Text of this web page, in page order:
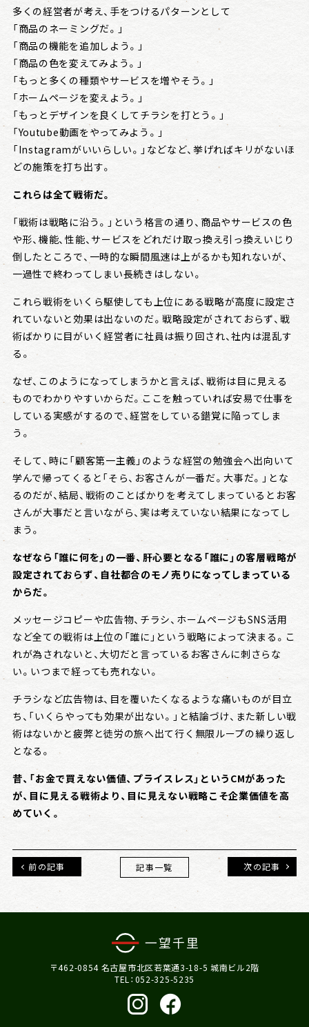
多くの経営者が考え、手をつけるパターンとして
「商品のネーミングだ。」
「商品の機能を追加しよう。」
「商品の色を変えてみよう。」
「もっと多くの種類やサービスを増やそう。」
「ホームページを変えよう。」
「もっとデザインを良くしてチラシを打とう。」
「Youtube動画をやってみよう。」
「Instagramがいいらしい。」などなど、挙げればキリがないほ
どの施策を打ち出す。
これらは全て戦術だ。
「戦術は戦略に沿う。」という格言の通り、商品やサービスの色
や形、機能、性能、サービスをどれだけ取っ換え引っ換えいじり
倒したところで、一時的な瞬間風速は上がるかも知れないが、
一過性で終わってしまい長続きはしない。
これら戦術をいくら駆使しても上位にある戦略が高度に設定さ
れていないと効果は出ないのだ。戦略設定がされておらず、戦
術ばかりに目がいく経営者に社員は振り回され、社内は混乱す
る。
なぜ、このようになってしまうかと言えば、戦術は目に見える
ものでわかりやすいからだ。ここを触っていれば安易で仕事を
している実感がするので、経営をしている錯覚に陥ってしま
う。
そして、時に「顧客第一主義」のような経営の勉強会へ出向いて
学んで帰ってくると「そら、お客さんが一番だ。大事だ。」とな
るのだが、結局、戦術のことばかりを考えてしまっているとお客
さんが大事だと言いながら、実は考えていない結果になってし
まう。
なぜなら「誰に何を」の一番、肝心要となる「誰に」の客層戦略が
設定されておらず、自社都合のモノ売りになってしまっている
からだ。
メッセージコピーや広告物、チラシ、ホームページもSNS活用
など全ての戦術は上位の「誰に」という戦略によって決まる。こ
れが為されないと、大切だと言っているお客さんに刺さらな
い。いつまで経っても売れない。
チラシなど広告物は、目を覆いたくなるような痛いものが目立
ち、「いくらやっても効果が出ない。」と結論づけ、また新しい戦
術はないかと疲弊と徒労の旅へ出て行く無限ループの繰り返し
となる。
昔、「お金で買えない価値、プライスレス」というCMがあった
が、目に見える戦術より、目に見えない戦略こそ企業価値を高
めていく。
前の記事 記事一覧 次の記事
〒462-0854 名古屋市北区若葉通3-18-5 城南ビル2階
TEL：052-325-5235